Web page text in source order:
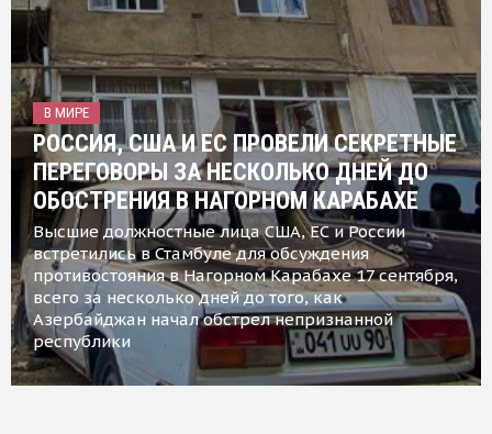
В МИРЕ
РОССИЯ, США И ЕС ПРОВЕЛИ СЕКРЕТНЫЕ
ПЕРЕГОВОРЫ ЗА НЕСКОЛЬКО ДНЕЙ ДО
ОБОСТРЕНИЯ В НАГОРНОМ КАРАБАХЕ
Высшие должностные лица США, ЕС и России
встретились в Стамбуле для обсуждения
противостояния в Нагорном Карабахе 17 сентября,
всего за несколько дней до того, как
Азербайджан начал обстрел непризнанной
республики